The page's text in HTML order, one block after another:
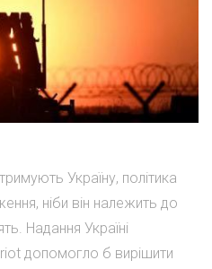
Україну, політика
ніби він належить до
Надання Україні
допомогло б вирішити